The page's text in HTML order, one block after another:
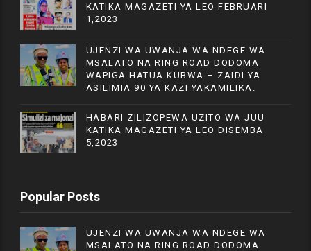
KATIKA MAGAZETI YA LEO FEBRUARI
1,2023
UJENZI WA UWANJA WA NDEGE WA
MSALATO NA RING ROAD DODOMA
WAPIGA HATUA KUBWA – ZAIDI YA
ASILIMIA 90 YA KAZI YAKAMILIKA.
HABARI ZILIZOPEWA UZITO WA JUU
KATIKA MAGAZETI YA LEO DISEMBA
5,2023
Popular Posts
UJENZI WA UWANJA WA NDEGE WA
MSALATO NA RING ROAD DODOMA